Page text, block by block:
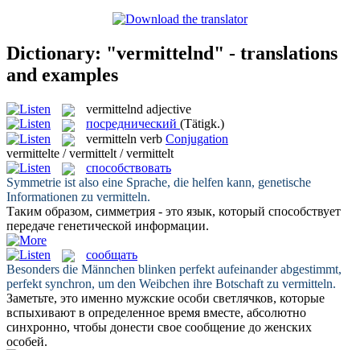
Dictionary: "vermittelnd" - translations
and examples
vermittelnd adjective
посреднический (Tätigk.)
vermitteln verb Conjugation
vermittelte / vermittelt / vermittelt
способствовать
Symmetrie ist also eine Sprache, die helfen kann, genetische
Informationen zu vermitteln.
Таким образом, симметрия - это язык, который способствует
передаче генетической информации.
сообщать
Besonders die Männchen blinken perfekt aufeinander abgestimmt,
perfekt synchron, um den Weibchen ihre Botschaft zu vermitteln.
Заметьте, это именно мужские особи светлячков, которые
вспыхивают в определенное время вместе, абсолютно
синхронно, чтобы донести свое сообщение до женских
особей.